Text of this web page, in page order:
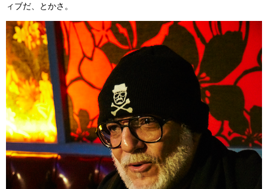
ィブだ、とかさ。